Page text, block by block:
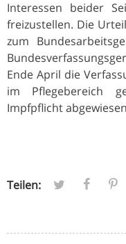
Interessen beider
freizustellen. Die
zum
Ende April die
im Pflegebereich
Impfpflicht
Teilen: